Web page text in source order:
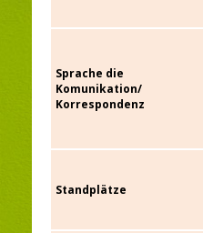
Sprache die
Komunikation/
Korrespondenz
Standplätze